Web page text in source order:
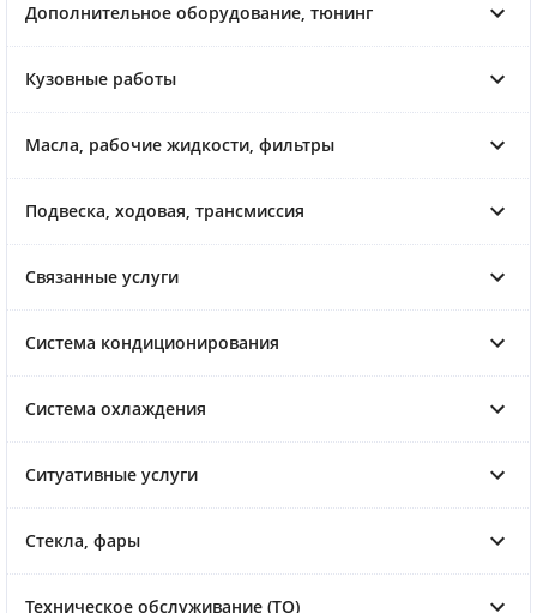
Дополнительное оборудование, тюнинг
Кузовные работы
Масла, рабочие жидкости, фильтры
Подвеска, ходовая, трансмиссия
Связанные услуги
Система кондиционирования
Система охлаждения
Ситуативные услуги
Стекла, фары
Техническое обслуживание (ТО)